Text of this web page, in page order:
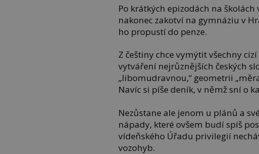
Po krátkých epizodách na
nakonec zakotví na gymnáziu v
ho propustí do penze.
Z češtiny chce vymýtit všechny
vytváření nejrůznějších českých
„libomudravnou,“ geometrii
Navíc si píše deník, v němž sní o
Nezůstane ale jenom u plánů a
nápady, které ovšem budí spíš
vídeňského Úřadu privilegií
vozohyb.